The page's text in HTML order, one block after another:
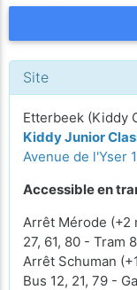
Site
Etterbeek (Kiddy
Kiddy Junior
Avenue de l'Yser
Accessible en
Arrêt Mérode (+2
27, 61, 80 - Tram
Arrêt Schuman
Bus 12, 21, 79 -